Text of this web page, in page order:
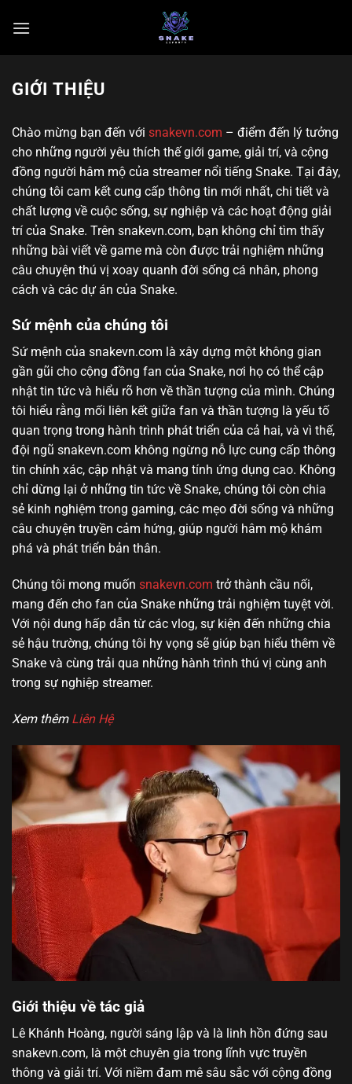
đến
GIỚI THIỆU
Chào mừng bạn đến với snakevn.com – điểm đến lý tưởng
cho những người yêu thích thế giới game, giải trí, và cộng
đồng người hâm mộ của streamer nổi tiếng Snake. Tại đây,
chúng tôi cam kết cung cấp thông tin mới nhất, chi tiết và
chất lượng về cuộc sống, sự nghiệp và các hoạt động giải
trí của Snake. Trên snakevn.com, bạn không chỉ tìm thấy
những bài viết về game mà còn được trải nghiệm những
câu chuyện thú vị xoay quanh đời sống cá nhân, phong
cách và các dự án của Snake.
Sứ mệnh của chúng tôi
Sứ mệnh của snakevn.com là xây dựng một không gian
gần gũi cho cộng đồng fan của Snake, nơi họ có thể cập
nhật tin tức và hiểu rõ hơn về thần tượng của mình. Chúng
tôi hiểu rằng mối liên kết giữa fan và thần tượng là yếu tố
quan trọng trong hành trình phát triển của cả hai, và vì thế,
đội ngũ snakevn.com không ngừng nỗ lực cung cấp thông
tin chính xác, cập nhật và mang tính ứng dụng cao. Không
chỉ dừng lại ở những tin tức về Snake, chúng tôi còn chia
sẻ kinh nghiệm trong gaming, các mẹo đời sống và những
câu chuyện truyền cảm hứng, giúp người hâm mộ khám
phá và phát triển bản thân.
Chúng tôi mong muốn snakevn.com trở thành cầu nối,
mang đến cho fan của Snake những trải nghiệm tuyệt vời.
Với nội dung hấp dẫn từ các vlog, sự kiện đến những chia
sẻ hậu trường, chúng tôi hy vọng sẽ giúp bạn hiểu thêm về
Snake và cùng trải qua những hành trình thú vị cùng anh
trong sự nghiệp streamer.
Xem thêm Liên Hệ
Giới thiệu về tác giả
Lê Khánh Hoàng, người sáng lập và là linh hồn đứng sau
snakevn.com, là một chuyên gia trong lĩnh vực truyền
thông và giải trí. Với niềm đam mê sâu sắc với cộng đồng